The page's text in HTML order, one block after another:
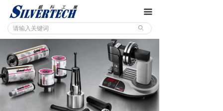
끀
ꄙ